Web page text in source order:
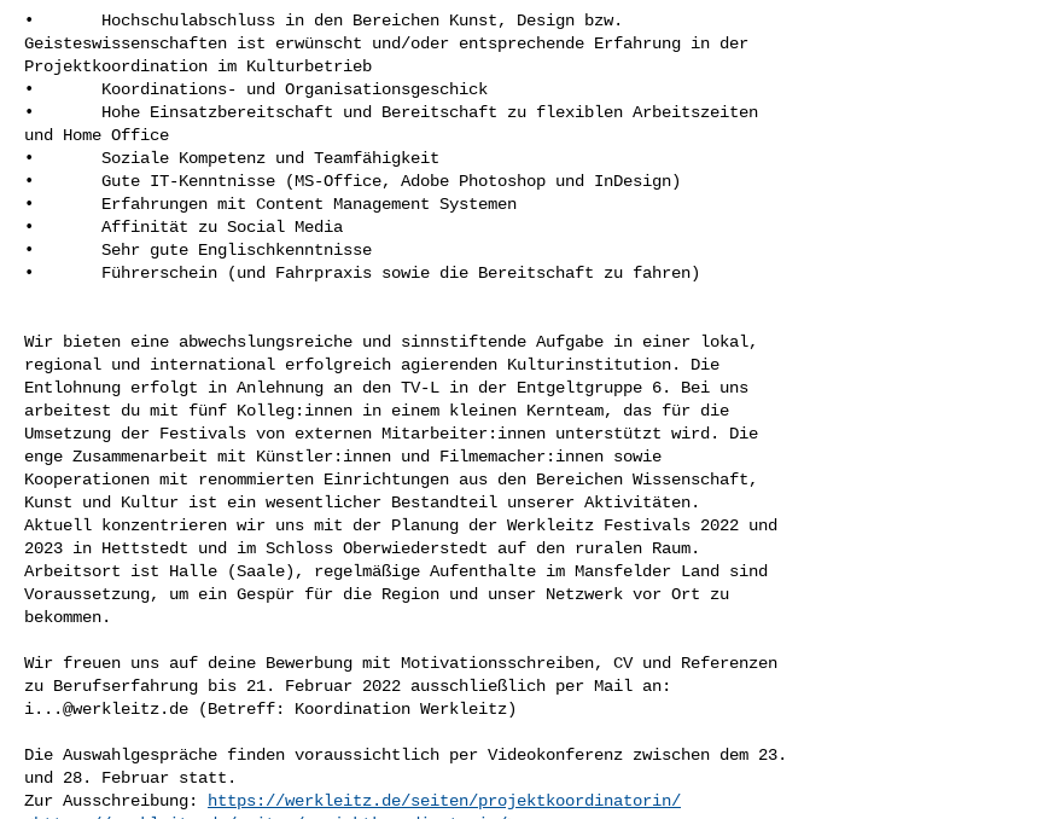
•       Hochschulabschluss in den Bereichen Kunst, Design bzw.
Geisteswissenschaften ist erwünscht und/oder entsprechende Erfahrung in der
Projektkoordination im Kulturbetrieb
•       Koordinations- und Organisationsgeschick
•       Hohe Einsatzbereitschaft und Bereitschaft zu flexiblen Arbeitszeiten
und Home Office
•       Soziale Kompetenz und Teamfähigkeit
•       Gute IT-Kenntnisse (MS-Office, Adobe Photoshop und InDesign)
•       Erfahrungen mit Content Management Systemen
•       Affinität zu Social Media
•       Sehr gute Englischkenntnisse
•       Führerschein (und Fahrpraxis sowie die Bereitschaft zu fahren)
Wir bieten eine abwechslungsreiche und sinnstiftende Aufgabe in einer lokal,
regional und international erfolgreich agierenden Kulturinstitution. Die
Entlohnung erfolgt in Anlehnung an den TV-L in der Entgeltgruppe 6. Bei uns
arbeitest du mit fünf Kolleg:innen in einem kleinen Kernteam, das für die
Umsetzung der Festivals von externen Mitarbeiter:innen unterstützt wird. Die
enge Zusammenarbeit mit Künstler:innen und Filmemacher:innen sowie
Kooperationen mit renommierten Einrichtungen aus den Bereichen Wissenschaft,
Kunst und Kultur ist ein wesentlicher Bestandteil unserer Aktivitäten.
Aktuell konzentrieren wir uns mit der Planung der Werkleitz Festivals 2022 und
2023 in Hettstedt und im Schloss Oberwiederstedt auf den ruralen Raum.
Arbeitsort ist Halle (Saale), regelmäßige Aufenthalte im Mansfelder Land sind
Voraussetzung, um ein Gespür für die Region und unser Netzwerk vor Ort zu
bekommen.
Wir freuen uns auf deine Bewerbung mit Motivationsschreiben, CV und Referenzen
i...@werkleitz.de (Betreff: Koordination Werkleitz)
Die Auswahlgespräche finden voraussichtlich per Videokonferenz zwischen dem 23.
und 28. Februar statt.
Zur Ausschreibung:
https://werkleitz.de/seiten/projektkoordinatorin/